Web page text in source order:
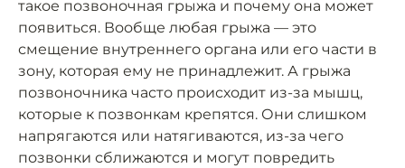
такое позвоночная грыжа и почему она может
появиться. Вообще любая грыжа — это
смещение внутреннего органа или его части в
зону, которая ему не принадлежит. А грыжа
позвоночника часто происходит из-за мышц,
которые к позвонкам крепятся. Они слишком
напрягаются или натягиваются, из-за чего
позвонки сближаются и могут повредить